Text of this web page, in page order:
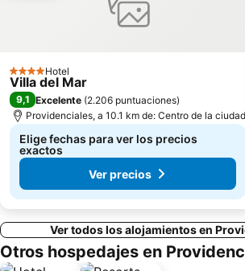
4 Estrellas
Hotel
Villa del Mar
9,1 Excelente (2.206 puntuaciones)
Providenciales, a 10.1 km de: Centro de la ciudad
Elige fechas para ver los precios
exactos
Ver precios
Ver todos los alojamientos en
Otros hospedajes en